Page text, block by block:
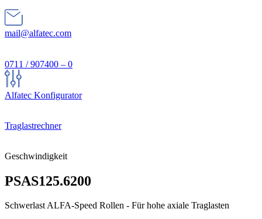
mail@alfatec.com
0711 / 907400 – 0
Alfatec Konfigurator
Traglastrechner
Geschwindigkeit
PSAS125.6200
Schwerlast ALFA-Speed Rollen - Für hohe axiale Traglasten